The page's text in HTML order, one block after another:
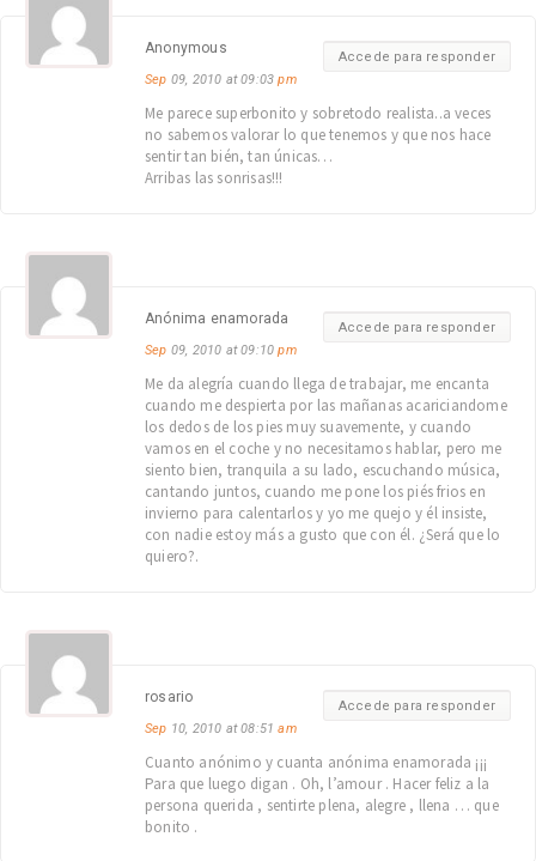
Accede para responder
Anonymous
Sep 09, 2010 at 09:03pm
Me parece superbonito y sobretodo realista..a veces
no sabemos valorar lo que tenemos y que nos hace
sentir tan bién, tan únicas…
Arribas las sonrisas!!!
Accede para responder
Anónima enamorada
Sep 09, 2010 at 09:10pm
Me da alegría cuando llega de trabajar, me encanta
cuando me despierta por las mañanas acariciandome
los dedos de los pies muy suavemente, y cuando
vamos en el coche y no necesitamos hablar, pero me
siento bien, tranquila a su lado, escuchando música,
cantando juntos, cuando me pone los piés frios en
invierno para calentarlos y yo me quejo y él insiste,
con nadie estoy más a gusto que con él. ¿Será que lo
quiero?.
Accede para responder
rosario
Sep 10, 2010 at 08:51am
Cuanto anónimo y cuanta anónima enamorada ¡¡¡
Para que luego digan . Oh, l’amour . Hacer feliz a la
persona querida , sentirte plena, alegre , llena … que
bonito .